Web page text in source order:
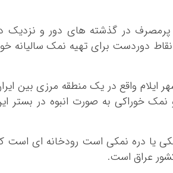
قم
کرمانشاه
کهگلویه و بویر
گیلان
در گذشته های دور و نزدیک
دوردست برای تهیه نمک سالیانه
ایلام واقع در یک منطقه مرزی بین
خوراکی به صورت انبوه در بستر
یا دره نمکی است رودخانه ای است
عراق است.